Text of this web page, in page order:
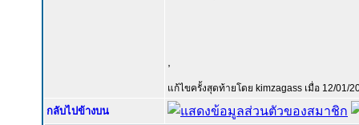
แก้ไขครั้งสุดท้ายโดย kimzagass เมื่อ 12/01/
กลับไปข้างบน